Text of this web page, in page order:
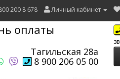
200 8 678 Личный кабинет
оплаты
Тагильская 28а
8 900 206 05 00